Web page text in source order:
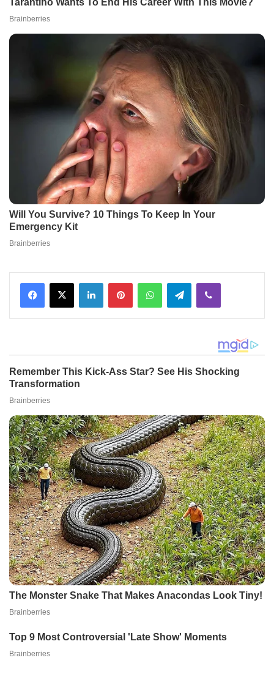
Facebook
X LinkedInPinterestWhatsAppTelegramViber